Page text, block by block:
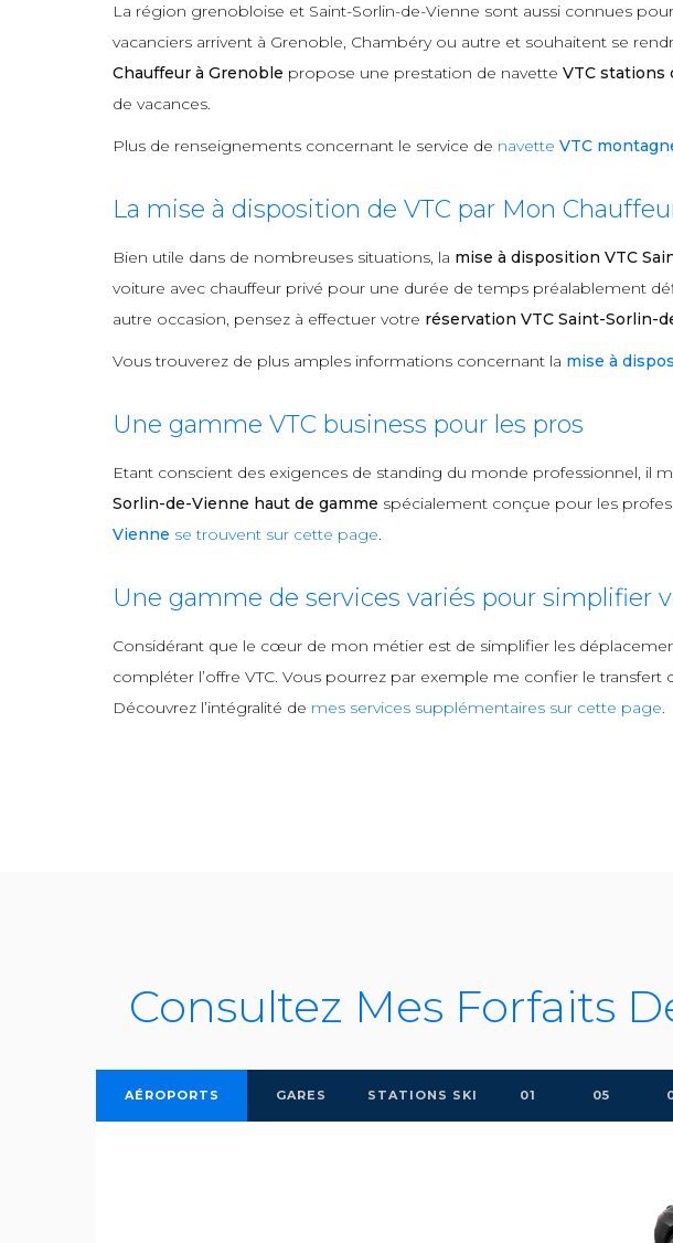
La région grenobloise et Saint-Sorlin-de-Vienne sont aussi connues
vacanciers arrivent à Grenoble, Chambéry ou autre et souhaitent se
Chauffeur à Grenoble propose une prestation de navette VTC stations
de vacances.
Plus de renseignements concernant le service de navette VTC
La mise à disposition de VTC par Mon
Bien utile dans de nombreuses situations, la mise à disposition VTC
voiture avec chauffeur privé pour une durée de temps préalablement
autre occasion, pensez à effectuer votre réservation VTC Saint-Sorlin-
Vous trouverez de plus amples informations concernant la mise à
Une gamme VTC business pour les pros
Etant conscient des exigences de standing du monde professionnel, il
Sorlin-de-Vienne haut de gamme spécialement conçue pour les
Vienne se trouvent sur cette page.
Une gamme de services variés pour simplifier
Considérant que le cœur de mon métier est de simplifier les
compléter l’offre VTC. Vous pourrez par exemple me confier le
Découvrez l’intégralité de mes services supplémentaires sur cette page.
Consultez Mes Forfaits
AÉROPORTS GARES STATIONS SKI 01 05